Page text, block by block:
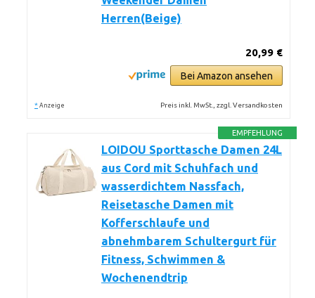
Herren(Beige)
20,99 €
Bei Amazon ansehen
* Anzeige Preis inkl. MwSt., zzgl. Versandkosten
EMPFEHLUNG
LOIDOU Sporttasche Damen 24L
aus Cord mit Schuhfach und
wasserdichtem Nassfach,
Reisetasche Damen mit
Kofferschlaufe und
abnehmbarem Schultergurt für
Fitness, Schwimmen &
Wochenendtrip